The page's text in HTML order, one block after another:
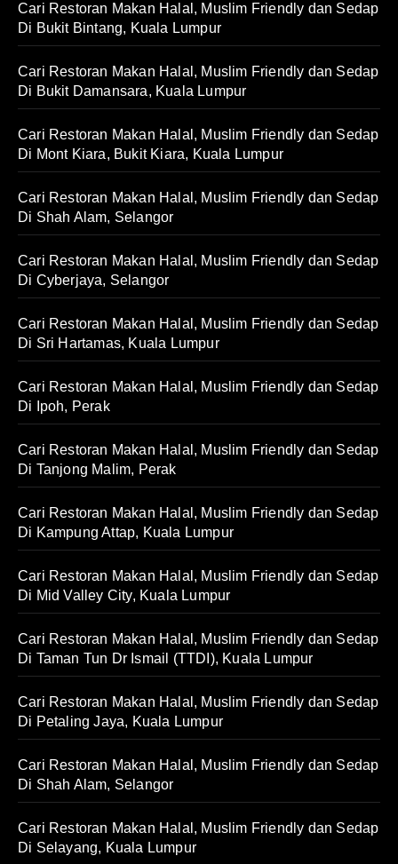
Cari Restoran Makan Halal, Muslim Friendly dan Sedap
Di Bukit Bintang, Kuala Lumpur
Cari Restoran Makan Halal, Muslim Friendly dan Sedap
Di Bukit Damansara, Kuala Lumpur
Cari Restoran Makan Halal, Muslim Friendly dan Sedap
Di Mont Kiara, Bukit Kiara, Kuala Lumpur
Cari Restoran Makan Halal, Muslim Friendly dan Sedap
Di Shah Alam, Selangor
Cari Restoran Makan Halal, Muslim Friendly dan Sedap
Di Cyberjaya, Selangor
Cari Restoran Makan Halal, Muslim Friendly dan Sedap
Di Sri Hartamas, Kuala Lumpur
Cari Restoran Makan Halal, Muslim Friendly dan Sedap
Di Ipoh, Perak
Cari Restoran Makan Halal, Muslim Friendly dan Sedap
Di Tanjong Malim, Perak
Cari Restoran Makan Halal, Muslim Friendly dan Sedap
Di Kampung Attap, Kuala Lumpur
Cari Restoran Makan Halal, Muslim Friendly dan Sedap
Di Mid Valley City, Kuala Lumpur
Cari Restoran Makan Halal, Muslim Friendly dan Sedap
Di Taman Tun Dr Ismail (TTDI), Kuala Lumpur
Cari Restoran Makan Halal, Muslim Friendly dan Sedap
Di Petaling Jaya, Kuala Lumpur
Cari Restoran Makan Halal, Muslim Friendly dan Sedap
Di Shah Alam, Selangor
Cari Restoran Makan Halal, Muslim Friendly dan Sedap
Di Selayang, Kuala Lumpur